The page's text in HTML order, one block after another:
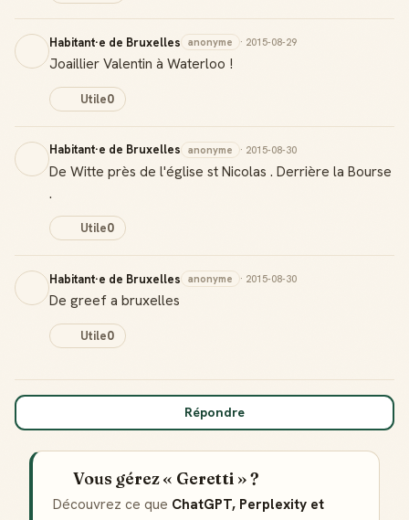
Habitant·e de Bruxelles anonyme · 2015-08-29
Joaillier Valentin à Waterloo !
Utile0
Habitant·e de Bruxelles anonyme · 2015-08-30
De Witte près de l'église st Nicolas . Derrière la Bourse
.
Utile0
Habitant·e de Bruxelles anonyme · 2015-08-30
De greef a bruxelles
Utile0
Répondre
Vous gérez « Geretti » ?
Découvrez ce que ChatGPT, Perplexity et
Score de réputation